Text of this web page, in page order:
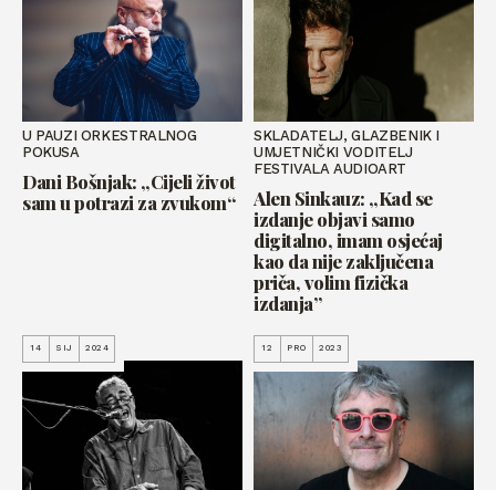
U PAUZI ORKESTRALNOG
POKUSA
Dani Bošnjak: „Cijeli život
sam u potrazi za zvukom“
SKLADATELJ, GLAZBENIK I
UMJETNIČKI VODITELJ
FESTIVALA AUDIOART
Alen Sinkauz: „Kad se
izdanje objavi samo
digitalno, imam osjećaj
kao da nije zaključena
priča, volim fizička
izdanja”
14 SIJ 2024 12 PRO 2023